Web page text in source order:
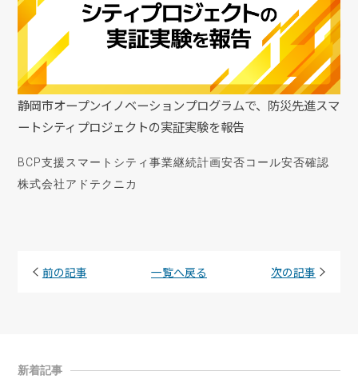
静岡市オープンイノベーションプログラムで、防災先進スマ
ートシティプロジェクトの実証実験を報告
BCP支援スマートシティ事業継続計画安否コール安否確認
株式会社アドテクニカ
前の記事 一覧へ戻る 次の記事
新着記事